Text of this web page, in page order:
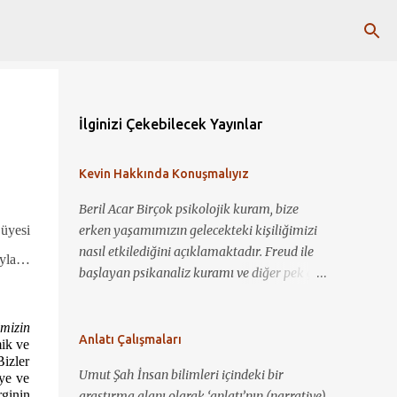
ve
ve
İlginizi Çekebilecek Yayınlar
Kevin Hakkında Konuşmalıyız
Beril Acar Birçok psikolojik kuram, bize
erken yaşamımızın gelecekteki kişiliğimizi
nasıl etkilediğini açıklamaktadır. Freud ile
başlayan psikanaliz kuramı ve diğer pek çok
yapmamız mümkün görünmektedir. Kevin
sosyopat bir gence dönüşebildiğini, annelik
Anlatı Çalışmaları
Umut Şah İnsan bilimleri içindeki bir